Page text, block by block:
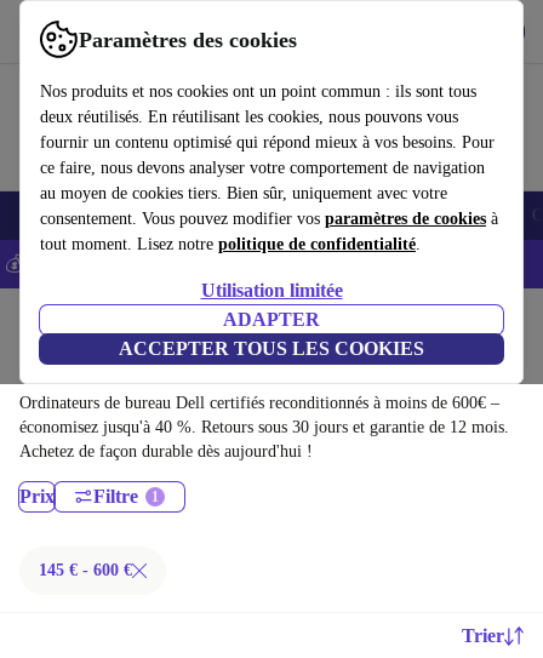
Paramètres des cookies
Nos produits et nos cookies ont un point commun : ils sont tous
deux réutilisés. En réutilisant les cookies, nous pouvons vous
fournir un contenu optimisé qui répond mieux à vos besoins. Pour
ce faire, nous devons analyser votre comportement de navigation
au moyen de cookies tiers. Bien sûr, uniquement avec votre
consentement. Vous pouvez modifier vos paramètres de cookies à
tout moment. Lisez notre politique de confidentialité.
Utilisation limitée
ADAPTER
ACCEPTER TOUS LES COOKIES
Utilisez refurbed rapidement et facilement
Smartphones Laptops Tablettes Montres connectées Accessoires
💰-5% EXTRA sur les iPhones – Code: IPHONEDEAL -
Ordinateurs de bureau
Ordinateurs de bureau Dell:
Ordinateurs de bureau Dell certifiés reconditionnés à moins de 600€ –
économisez jusqu'à 40 %. Retours sous 30 jours et garantie de 12 mois.
Achetez de façon durable dès aujourd'hui !
Prix Filtre
145 € - 600 €
Trier